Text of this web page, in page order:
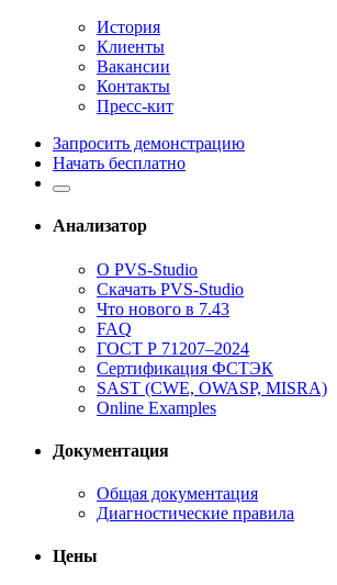
История
Клиенты
Вакансии
Контакты
Пресс-кит
Запросить демонстрацию
Начать бесплатно
Анализатор
О PVS-Studio
Скачать PVS-Studio
Что нового в 7.43
FAQ
ГОСТ Р 71207–2024
Сертификация ФСТЭК
SAST (CWE, OWASP, MISRA)
Online Examples
Документация
Общая документация
Диагностические правила
Цены